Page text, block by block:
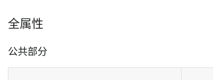
全属性
公共部分